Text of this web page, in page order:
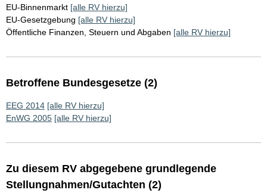
EU-Binnenmarkt [alle RV hierzu]
EU-Gesetzgebung [alle RV hierzu]
Öffentliche Finanzen, Steuern und Abgaben [alle RV hierzu]
Betroffene Bundesgesetze (2)
EEG 2014 [alle RV hierzu]
EnWG 2005 [alle RV hierzu]
Zu diesem RV abgegebene grundlegende
Stellungnahmen/Gutachten (2)